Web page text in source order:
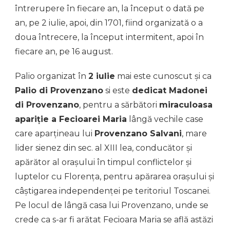
întrerupere în fiecare an, la început o dată pe
an, pe 2 iulie, apoi, din 1701, fiind organizată o a
doua întrecere, la început intermitent, apoi în
fiecare an, pe 16 august.
Palio organizat în 2 iulie mai este cunoscut și ca
Palio di Provenzano si este dedicat Madonei
di Provenzano, pentru a sărbători miraculoasa
apariție a Fecioarei Maria lângă vechile case
care aparțineau lui Provenzano Salvani, mare
lider sienez din sec. al XIII lea, conducător și
apărător al orașului în timpul conflictelor și
luptelor cu Florența, pentru apărarea orașului și
câștigarea independenței pe teritoriul Toscanei.
Pe locul de lângă casa lui Provenzano, unde se
crede ca s-ar fi arătat Fecioara Maria se află astăzi